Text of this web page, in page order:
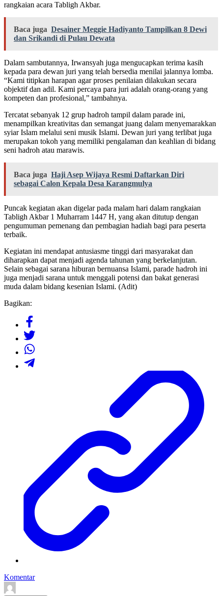
rangkaian acara Tabligh Akbar.
Baca juga Desainer Meggie Hadiyanto Tampilkan 8 Dewi
dan Srikandi di Pulau Dewata
Dalam sambutannya, Irwansyah juga mengucapkan terima kasih
kepada para dewan juri yang telah bersedia menilai jalannya lomba.
“Kami titipkan harapan agar proses penilaian dilakukan secara
objektif dan adil. Kami percaya para juri adalah orang-orang yang
kompeten dan profesional,” tambahnya.
Tercatat sebanyak 12 grup hadroh tampil dalam parade ini,
menampilkan kreativitas dan semangat juang dalam menyemarakkan
syiar Islam melalui seni musik Islami. Dewan juri yang terlibat juga
merupakan tokoh yang memiliki pengalaman dan keahlian di bidang
seni hadroh atau marawis.
Baca juga Haji Asep Wijaya Resmi Daftarkan Diri
sebagai Calon Kepala Desa Karangmulya
Puncak kegiatan akan digelar pada malam hari dalam rangkaian
Tabligh Akbar 1 Muharram 1447 H, yang akan ditutup dengan
pengumuman pemenang dan pembagian hadiah bagi para peserta
terbaik.
Kegiatan ini mendapat antusiasme tinggi dari masyarakat dan
diharapkan dapat menjadi agenda tahunan yang berkelanjutan.
Selain sebagai sarana hiburan bernuansa Islami, parade hadroh ini
juga menjadi sarana untuk menggali potensi dan bakat generasi
muda dalam bidang kesenian Islami. (Adit)
Bagikan:
Komentar